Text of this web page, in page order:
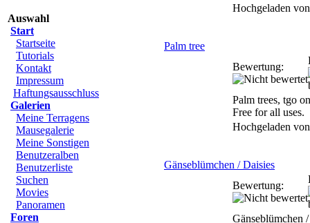
Auswahl
Start
Startseite
Tutorials
Kontakt
Impressum
Haftungsausschluss
Galerien
Meine Terragens
Mausegalerie
Meine Sonstigen
Benutzeralben
Benutzerliste
Suchen
Movies
Panoramen
Foren
Hochgeladen
Palm tree
Bewertung:
Palm trees, tgo
Free for all uses.
Hochgeladen
Gänseblümchen / Daisies
Bewertung:
Gänseblümchen